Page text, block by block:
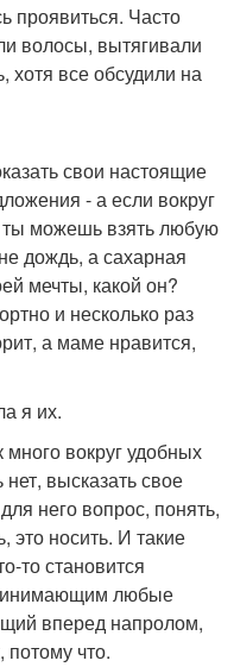
проявиться. Часто
волосы, вытягивали
хотя все обсудили на
свои настоящие
- а если вокруг
можешь взять любую
дождь, а сахарная
мечты, какой он?
и несколько раз
а маме нравится,
я их.
вокруг удобных
высказать свое
него вопрос, понять,
это носить. И такие
то становится
любые
вперед напролом,
потому что.